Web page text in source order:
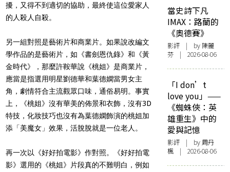
擾，又得不到適切的協助，最終使這位愛家人
的人殺人自殺。
另一組對照是藝術片和商業片。如果說改編文
學作品的是藝術片，如《書劍恩仇錄》和《黃
金時代》，那麼許鞍華說《桃姐》是商業片，
應當是指選用明星劉德華和葉德嫻當男女主
角，劇情符合主流觀眾口味，通俗易明。事實
上，《桃姐》沒有華美的佈景和衣飾，沒有3D
特技，化妝技巧也沒有為葉德嫻飾演的桃姐加
添「美魔女」效果，活脫脫就是一位老人。
再一次以《好好拍電影》作對照。《好好拍電
影》選用的《桃姐》片段真的不難明白，例如
當史詩下凡
IMAX：路蘭的
《奧德賽》
影評 | by 陳麗
芬 | 2026-08-06
「I don’t
love you」——
《蜘蛛俠：英
雄重生》中的
愛與記憶
影評 | by周丹
楓 | 2026-08-06